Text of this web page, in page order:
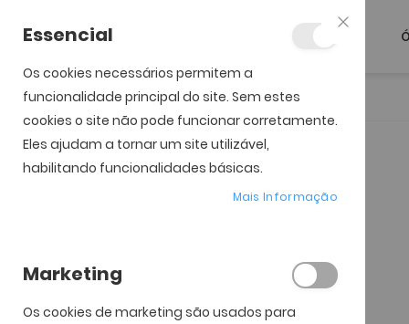
Início Prada Sport SPS 05R
Saltar para o final da
Galeria de imagens
Saltar para o início da
Galeria de imagens
Essencial
Os cookies necessários permitem a
funcionalidade principal do site. Sem estes
cookies o site não pode funcionar corretamente.
Eles ajudam a tornar um site utilizável,
habilitando funcionalidades básicas.
Mais Informação
Marketing
Os cookies de marketing são usados ​​para